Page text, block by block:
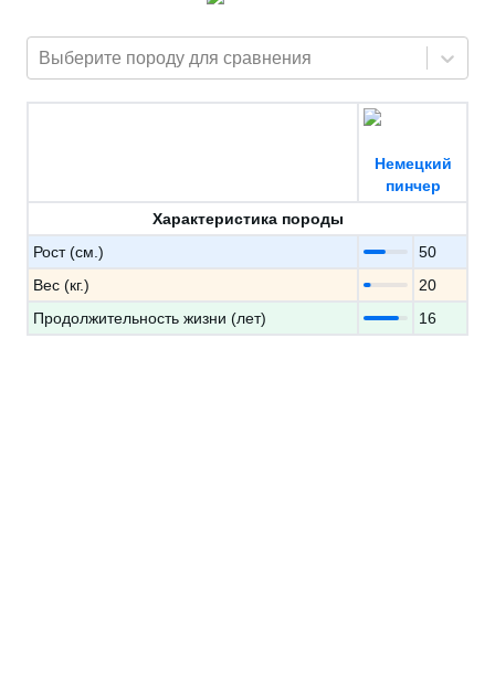
Выберите породу для сравнения
Немецкий
пинчер
Характеристика породы
Рост (см.)
50
Вес (кг.)
20
Продолжительность жизни (лет)
16